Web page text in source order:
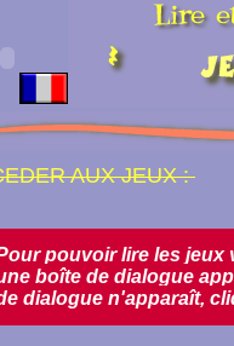
AUX JEUX :
pouvoir lire les jeux
boîte de dialogue
dialogue n'apparaît,